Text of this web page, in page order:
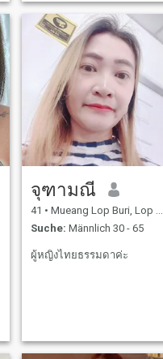
may le
จุฑามณี
41 • Mueang Lop Buri, Lop Buri, Thailand
Suche: Männlich 30 - 65
ผู้หญิงไทยธรรมดาค่ะ